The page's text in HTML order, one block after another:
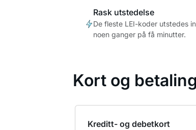
Rask utstedelse
De fleste LEI-koder utstedes
noen ganger på få minutter.
Kort og
Kreditt- og debetkort